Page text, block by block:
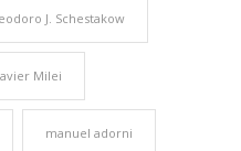
J. Schestakow
Milei
manuel adorni